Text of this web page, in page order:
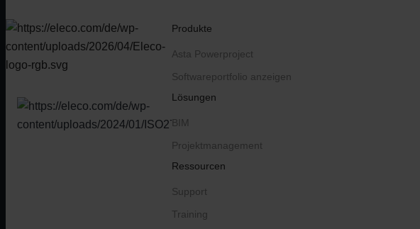
Produkte
Asta Powerproject
Softwareportfolio anzeigen
Lösungen
BIM
Projektmanagement
Ressourcen
Support
Training